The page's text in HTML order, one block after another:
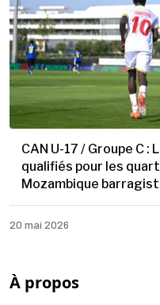
À propos
CAN U-17 / Groupe C :
qualifiés pour les
Mozambique
20 mai 2026